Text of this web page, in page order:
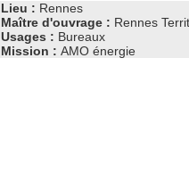
Lieu : Rennes
Maître d'ouvrage : Rennes
Usages : Bureaux
Mission : AMO énergie